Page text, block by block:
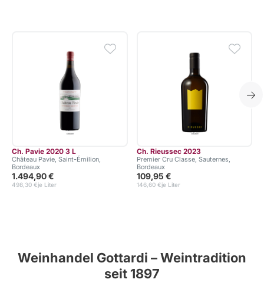
Ch. Pavie 2020 3 L
Château Pavie, Saint-Émilion,
Bordeaux
1.494,90 €
je Liter
498,30 €
Ch. Rieussec 2023
Premier Cru Classe, Sauternes,
Bordeaux
109,95 €
je Liter
146,60 €
Weinhandel Gottardi – Weintradition
seit 1897